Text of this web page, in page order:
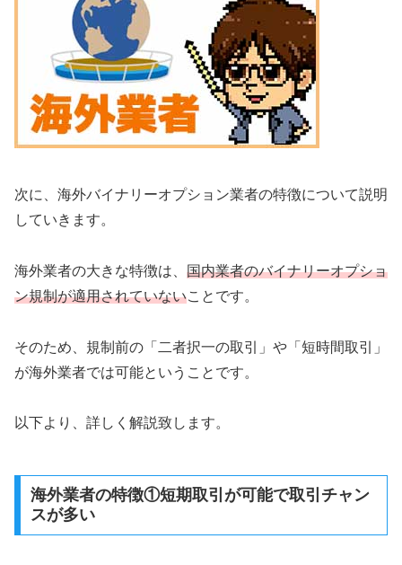
次に、海外バイナリーオプション業者の特徴について説明
していきます。
海外業者の大きな特徴は、 国内業者のバイナリーオプショ
ン規制が適用されていないことです。
そのため、規制前の「二者択一の取引」や「短時間取引」
が海外業者では可能ということです。
以下より、詳しく解説致します。
海外業者の特徴①短期取引が可能で取引チャン
スが多い